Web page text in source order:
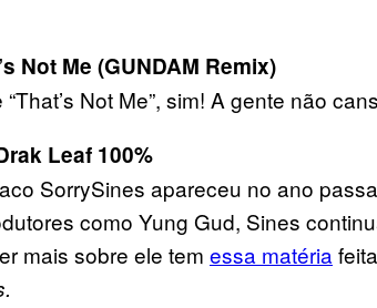
Not Me (GUNDAM Remix)
Not Me”, sim! A gente não
Leaf 100%
SorrySines apareceu no ano
como Yung Gud, Sines
mais sobre ele tem essa matéria